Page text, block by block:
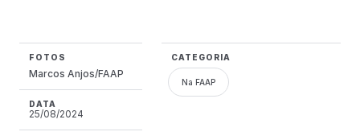
FOTOS
Marcos Anjos/FAAP
DATA
25/08/2024
CATEGORIA
Na FAAP